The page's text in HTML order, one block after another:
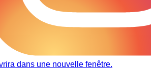
dans une nouvelle fenêtre.